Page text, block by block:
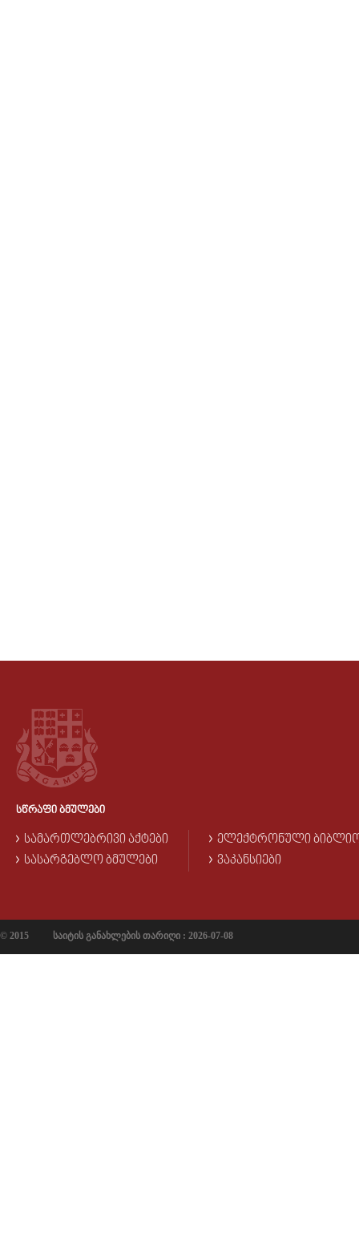
ᲡᲬᲠᲐᲤᲘ ᲑᲛᲣᲚᲔᲑᲘ
ᲡᲐᲛᲐᲠᲗᲚᲔᲑᲠᲘᲕᲘ ᲐᲥᲢᲔᲑᲘ
ᲡᲐᲡᲐᲠᲒᲔᲑᲚᲝ ᲑᲛᲣᲚᲔᲑᲘ
ᲔᲚᲔᲥᲢᲠᲝᲜᲣᲚᲘ
ᲕᲐᲙᲐᲜᲡᲘᲔᲑᲘ
© 2015 საიტის განახლების თარიღი : 2026-07-08